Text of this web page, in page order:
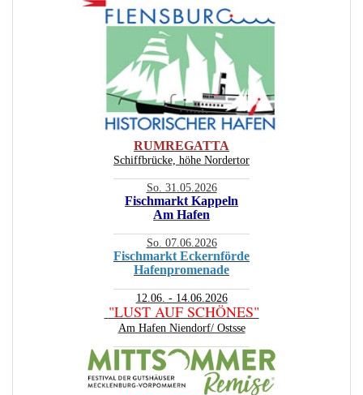
RUMREGATTA
Schiffbrücke, höhe Nordertor
So. 31.05.2026
Fischmarkt Kappeln
Am Hafen
So. 07.06.2026
Fischmarkt Eckernförde
Hafenpromenade
12.06. - 14.06.2026
"LUST AUF SCHÖNES"
Am Hafen Niendorf/ Ostsse